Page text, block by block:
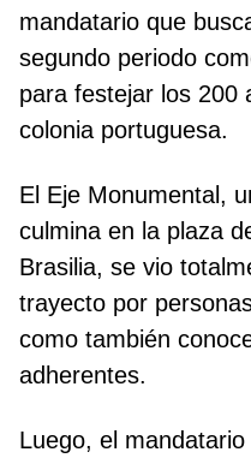
mandatario que
segundo periodo
para festejar los 200
colonia portuguesa.
El Eje Monumental,
culmina en la plaza
Brasilia, se vio
trayecto por
como también
adherentes.
Luego, el